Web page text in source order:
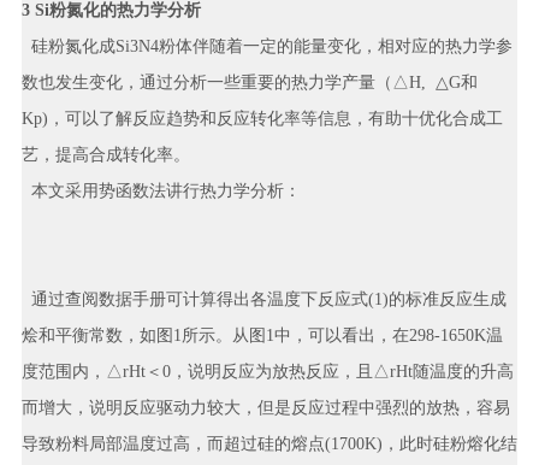
3 Si粉氮化的热力学分析
硅粉氮化成Si3N4粉体伴随着一定的能量变化，相对应的热力学参
数也发生变化，通过分析一些重要的热力学产量（△H, △G和
Kp)，可以了解反应趋势和反应转化率等信息，有助十优化合成工
艺，提高合成转化率。
本文采用势函数法讲行热力学分析：
通过查阅数据手册可计算得出各温度下反应式(1)的标准反应生成
烩和平衡常数，如图1所示。从图1中，可以看出，在298-1650K温
度范围内，△rHt＜0，说明反应为放热反应，且△rHt随温度的升高
而增大，说明反应驱动力较大，但是反应过程中强烈的放热，容易
导致粉料局部温度过高，而超过硅的熔点(1700K)，此时硅粉熔化结